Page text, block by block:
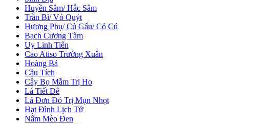
Huyền Sâm/ Hắc Sâm
Trần Bì/ Vỏ Quýt
Hương Phụ/ Củ Gấu/ Cỏ Cú
Bạch Cương Tàm
Uy Linh Tiên
Cao Atiso Trường Xuân
Hoàng Bá
Cầu Tích
Cây Bọ Mắm Trị Ho
Lá Tiết Dê
Lá Đơn Đỏ Trị Mụn Nhọt
Hạt Đình Lịch Tử
Nấm Mèo Đen